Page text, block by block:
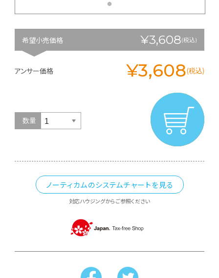
希望小売価格 ¥3,608(税込)
アンサー価格 ¥3,608(税込)
数量
ノーティカムのシステムチャートを見る
対応ハウジングからご参照ください